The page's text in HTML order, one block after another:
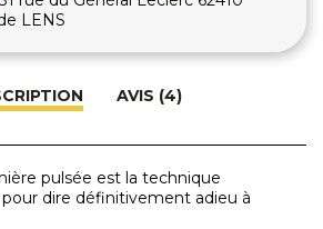
LENS
AVIS (4)
pulsée est la technique
dire définitivement adieu à